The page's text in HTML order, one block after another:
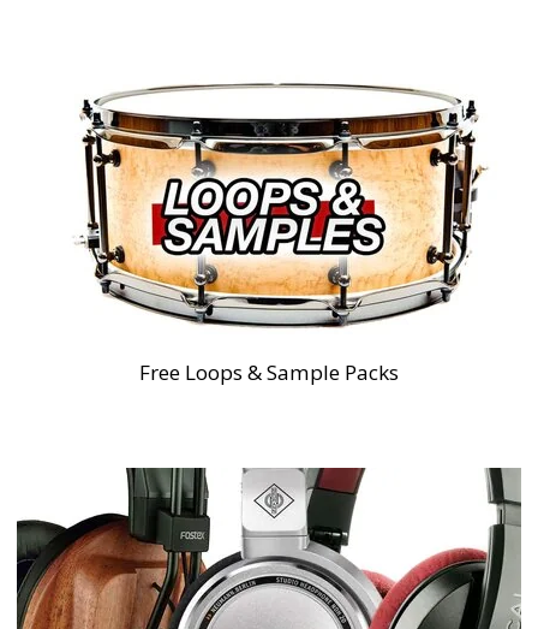
Free Loops & Sample Packs